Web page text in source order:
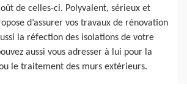
de celles-ci. Polyvalent, sérieux et
d’assurer vos travaux de rénovation
la réfection des isolations de votre
aussi vous adresser à lui pour la
le traitement des murs extérieurs.